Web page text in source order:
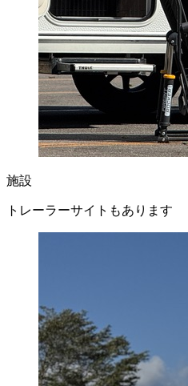
施設
トレーラーサイトもあります